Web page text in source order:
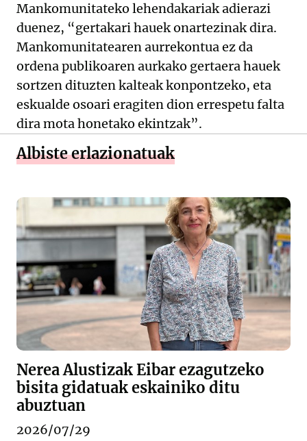
Mankomunitateko lehendakariak adierazi
duenez, “gertakari hauek onartezinak dira.
Mankomunitatearen aurrekontua ez da
ordena publikoaren aurkako gertaera hauek
sortzen dituzten kalteak konpontzeko, eta
eskualde osoari eragiten dion errespetu falta
dira mota honetako ekintzak”.
Albiste erlazionatuak
Nerea Alustizak Eibar ezagutzeko
bisita gidatuak eskainiko ditu
abuztuan
2026/07/29